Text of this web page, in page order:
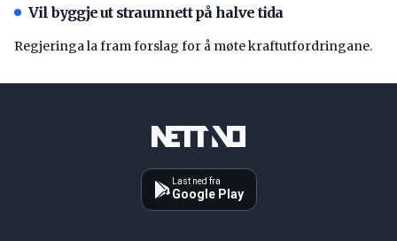
Vil byggje ut straumnett på halve tida
Regjeringa la fram forslag for å møte kraftutfordringane.
Last ned fra
Google Play